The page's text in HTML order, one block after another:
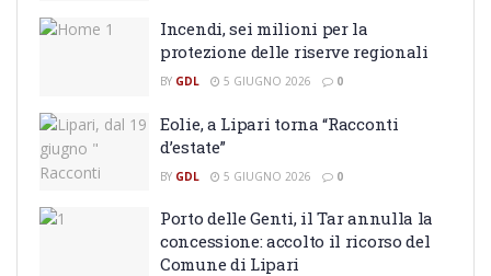
Incendi, sei milioni per la
protezione delle riserve regionali
BY GDL 5 GIUGNO 2026 0
Eolie, a Lipari torna “Racconti
d’estate”
BY GDL 5 GIUGNO 2026 0
Porto delle Genti, il Tar annulla la
concessione: accolto il ricorso del
Comune di Lipari